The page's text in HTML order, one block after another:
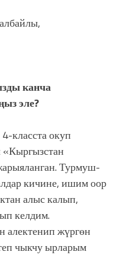
канча
эле?
класста окуп
Турмуш-
кичине, ишим оор
алыс калып,
келдим.
алектенип жүргөн
чыкчу ырларым